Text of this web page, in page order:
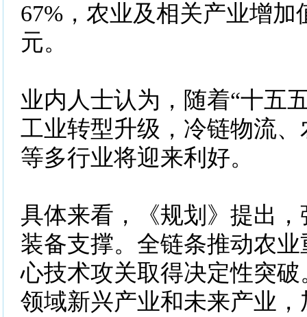
67%，农业及相关产业增加
元。
业内人士认为，随着“十五
工业转型升级，冷链物流
等多行业将迎来利好。
具体来看，《规划》提出
装备支撑。全链条推动农
心技术攻关取得决定性突
领域新兴产业和未来产业